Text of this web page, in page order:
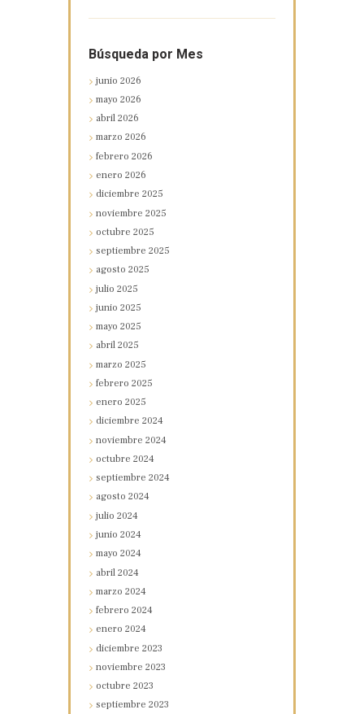
Búsqueda por Mes
junio2026
mayo2026
abril2026
marzo2026
febrero2026
enero2026
diciembre2025
noviembre2025
octubre2025
septiembre2025
agosto2025
julio2025
junio2025
mayo2025
abril2025
marzo2025
febrero2025
enero2025
diciembre2024
noviembre2024
octubre2024
septiembre2024
agosto2024
julio2024
junio2024
mayo2024
abril2024
marzo2024
febrero2024
enero2024
diciembre2023
noviembre2023
octubre2023
septiembre2023